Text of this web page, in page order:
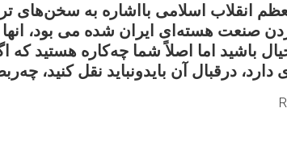
انقلاب اسلامی بااشاره به سخن‌های
صنعت هسته‌ای ایران شده می بود، انها
باشید اما اصلاً شما چه‌کاره هستید
درقبال آن بایدونباید نقل کنید،